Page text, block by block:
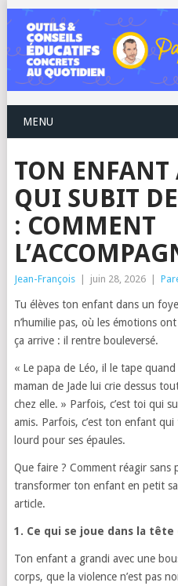
MENU
TON
QUI SUBIT
: COMMENT
Jean-François juin 28, 2026
Tu élèves ton enfant dans un
n’humilie pas, où les émotions
ça arrive : il rentre bouleversé.
« Le papa de Léo, il le tape
maman de Jade lui crie dessus
chez elle. » Parfois, c’est toi qui
amis. Parfois, c’est ton enfant
lourd pour ses épaules.
Que faire ? Comment réagir sans
transformer ton enfant en petit
article.
1. Ce qui se joue dans la
Ton enfant a grandi avec une
corps, que la violence n’est pas